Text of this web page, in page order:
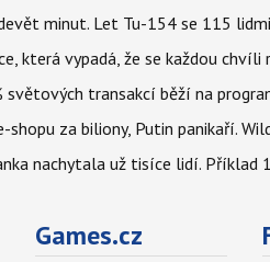
minut. Let Tu-154 se 115
která vypadá, že se každou
světových transakcí běží na
za biliony, Putin panikaří.
nachytala už tisíce lidí.
Games.cz